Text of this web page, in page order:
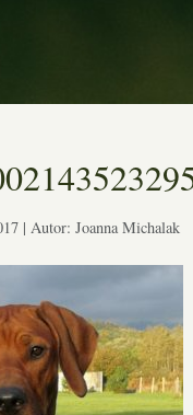
| Autor: Joanna Michalak